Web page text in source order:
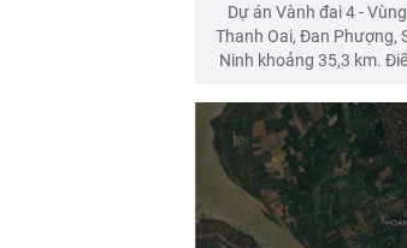
Dự án Vành đai 4 -
Thanh Oai, Đan Phượng,
Ninh khoảng 35,3 km.